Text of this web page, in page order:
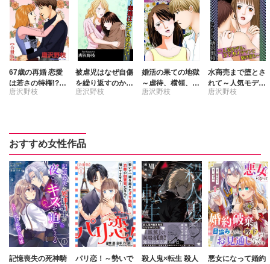
67歳の再婚 恋愛
は若さの特権!?
【合冊版】
唐沢野枝
被虐児はなぜ自傷
を繰り返すのか～
毒親は気にも留め
唐沢野枝
婚活の果ての地獄
～虐待、横領、不
幸すぎる女の一生
唐沢野枝
水商売まで堕とさ
れて～人気モデ
ル、DVカメラマ
唐沢野枝
おすすめ女性作品
記憶喪失の死神騎
パリ恋！～勢いで
殺人鬼×転生 殺人
悪女になって婚約